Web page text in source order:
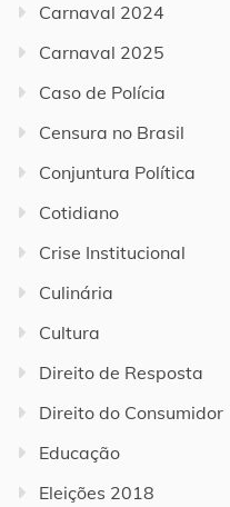
Carnaval 2024
Carnaval 2025
Caso de Polícia
Censura no Brasil
Conjuntura Política
Cotidiano
Crise Institucional
Culinária
Cultura
Direito de Resposta
Direito do Consumidor
Educação
Eleições 2018